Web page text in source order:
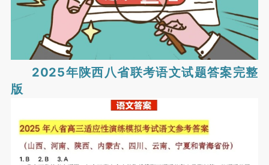
2025年陕西八省联考语文试题答案完整
版